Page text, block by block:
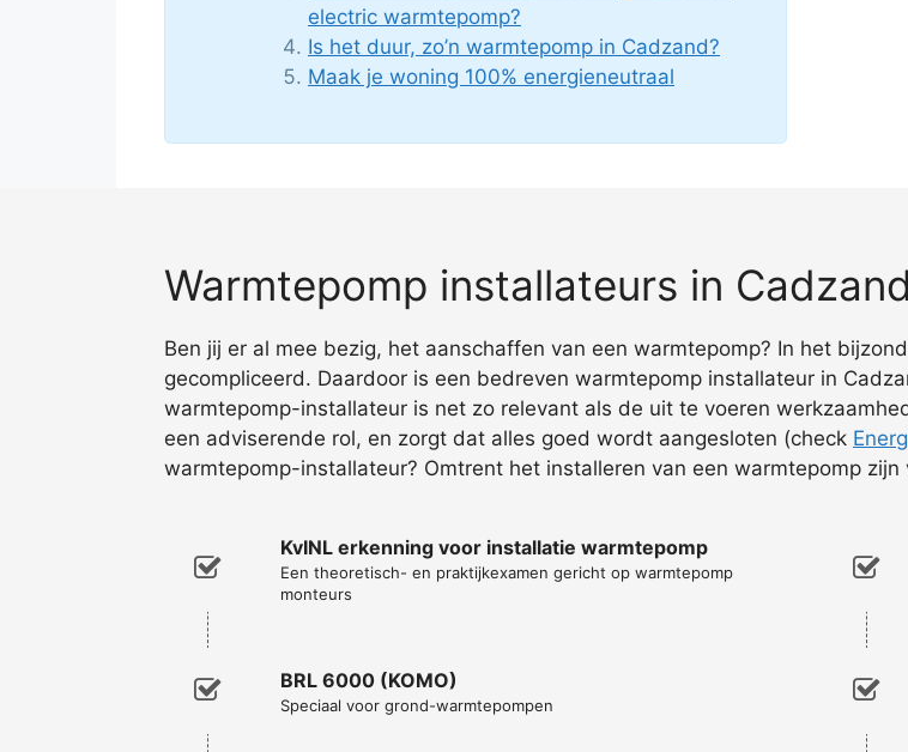
electric warmtepomp?
Is het duur, zo’n warmtepomp in Cadzand?
Maak je woning 100% energieneutraal
Warmtepomp installateurs in Cadzand
Ben jij er al mee bezig, het aanschaffen van een warmtepomp? In het
gecompliceerd. Daardoor is een bedreven warmtepomp installateur in
warmtepomp-installateur is net zo relevant als de uit te voeren
een adviserende rol, en zorgt dat alles goed wordt aangesloten (check
warmtepomp-installateur? Omtrent het installeren van een warmtepomp
KvINL erkenning voor installatie warmtepomp
Een theoretisch- en praktijkexamen gericht op warmtepomp
monteurs
BRL 6000 (KOMO)
Speciaal voor grond-warmtepompen